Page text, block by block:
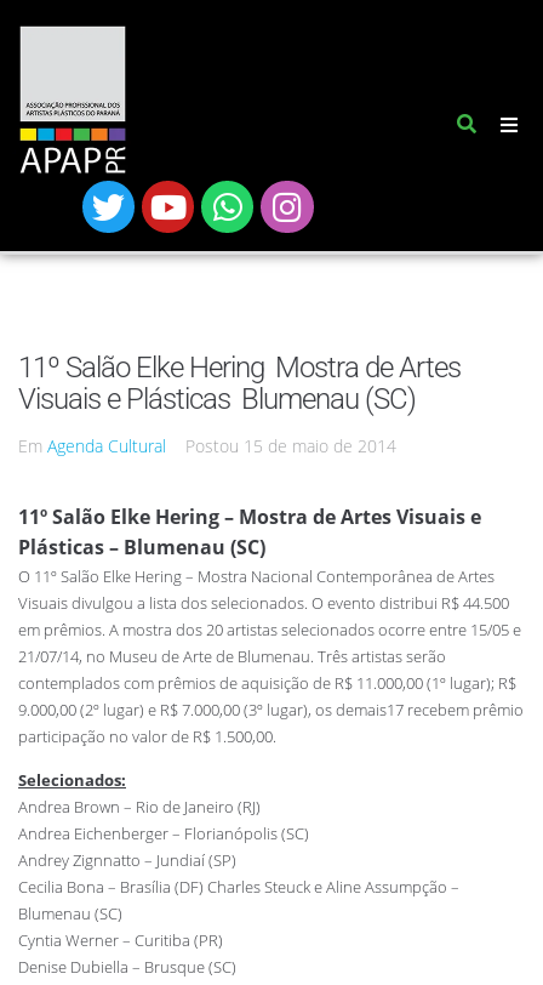
11º Salão Elke Hering  Mostra de Artes
Visuais e Plásticas  Blumenau (SC)
Em Agenda Cultural Postou 15 de maio de 2014
11º Salão Elke Hering – Mostra de Artes Visuais e
Plásticas – Blumenau (SC)
O 11º Salão Elke Hering – Mostra Nacional Contemporânea de Artes
Visuais divulgou a lista dos selecionados. O evento distribui R$ 44.500
em prêmios. A mostra dos 20 artistas selecionados ocorre entre 15/05 e
21/07/14, no Museu de Arte de Blumenau. Três artistas serão
contemplados com prêmios de aquisição de R$ 11.000,00 (1º lugar); R$
9.000,00 (2º lugar) e R$ 7.000,00 (3º lugar), os demais17 recebem prêmio
participação no valor de R$ 1.500,00.
Selecionados:
Andrea Brown – Rio de Janeiro (RJ)
Andrea Eichenberger – Florianópolis (SC)
Andrey Zignnatto – Jundiaí (SP)
Cecilia Bona – Brasília (DF) Charles Steuck e Aline Assumpção –
Blumenau (SC)
Cyntia Werner – Curitiba (PR)
Denise Dubiella – Brusque (SC)